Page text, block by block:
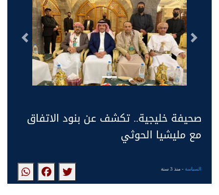
التالى السابق
صحيفة خليجية.. تكشف عن بنود الاتفاق
مع مليشيا الحوثي
السياسة- منذ 3 سنة